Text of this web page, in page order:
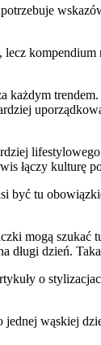
łączy kulturę
tu
mogą
dzień.
o
jednej wąskiej